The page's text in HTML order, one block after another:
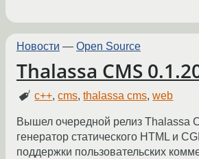
Новости — Open Source
Thalassa CMS
c++,cms,thalassa cms,web
Вышел очередной релиз Thalassa
генератор статического HTML и
поддержки пользовательских